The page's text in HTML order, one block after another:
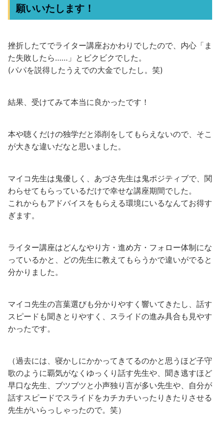
願いいたします！
挫折したてでライター講座おかわりでしたので、内心「ま
た失敗したら……」とビクビクでした。
(パパを説得したうえでの大金でしたし。笑)
結果、受けてみて本当に良かったです！
本や聴くだけの独学だと添削をしてもらえないので、そこ
が大きな違いだなと思いました。
マイコ先生は鬼優しく、あづさ先生は鬼ポジティブで、関
わらせてもらっているだけで幸せな講座期間でした。
これからもアドバイスをもらえる環境にいるなんてお得す
ぎます。
ライター講座はどんなやり方・進め方・フォロー体制にな
っているかと、どの先生に教えてもらうかで違いがでると
分かりました。
マイコ先生の言葉選びも分かりやすく響いてきたし、話す
スピードも聞きとりやすく、スライドの進み具合も見やす
かったです。
（過去には、寝かしにかかってきてるのかと思うほど子守
歌のように覇気がなくゆっくり話す先生や、聞き逃すほど
早口な先生、ブツブツと小声独り言が多い先生や、自分が
話すスピードでスライドをカチカチいったりきたりさせる
先生がいらっしゃったので。笑）